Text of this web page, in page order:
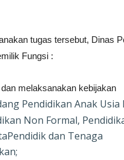
tugas tersebut, Dinas
Fungsi :
melaksanakan kebijakan
Pendidikan Anak Usia
Non Formal,
dan Tenaga